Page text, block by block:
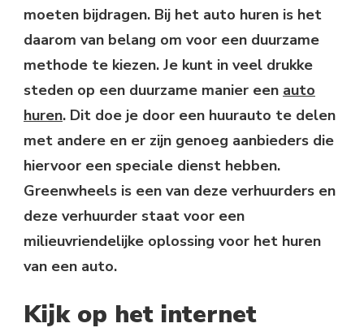
moeten bijdragen. Bij het auto huren is het
daarom van belang om voor een duurzame
methode te kiezen. Je kunt in veel drukke
steden op een duurzame manier een auto
huren. Dit doe je door een huurauto te delen
met andere en er zijn genoeg aanbieders die
hiervoor een speciale dienst hebben.
Greenwheels is een van deze verhuurders en
deze verhuurder staat voor een
milieuvriendelijke oplossing voor het huren
van een auto.
Kijk op het internet